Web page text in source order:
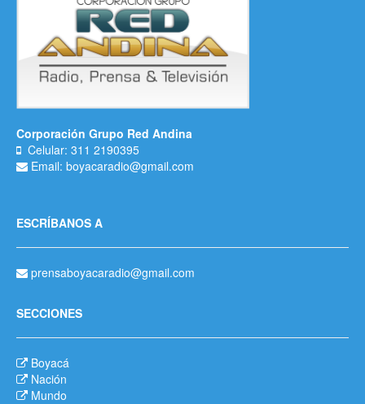
Corporación Grupo Red Andina
Celular: 311 2190395
Email: boyacaradio@gmail.com
ESCRÍBANOS A
prensaboyacaradio@gmail.com
SECCIONES
Boyacá
Nación
Mundo